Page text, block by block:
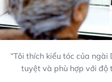
“Tôi thích kiểu tóc của
tuyệt và phù hợp với độ